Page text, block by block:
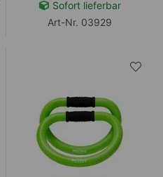
Sofort lieferbar
Art-Nr. 03929